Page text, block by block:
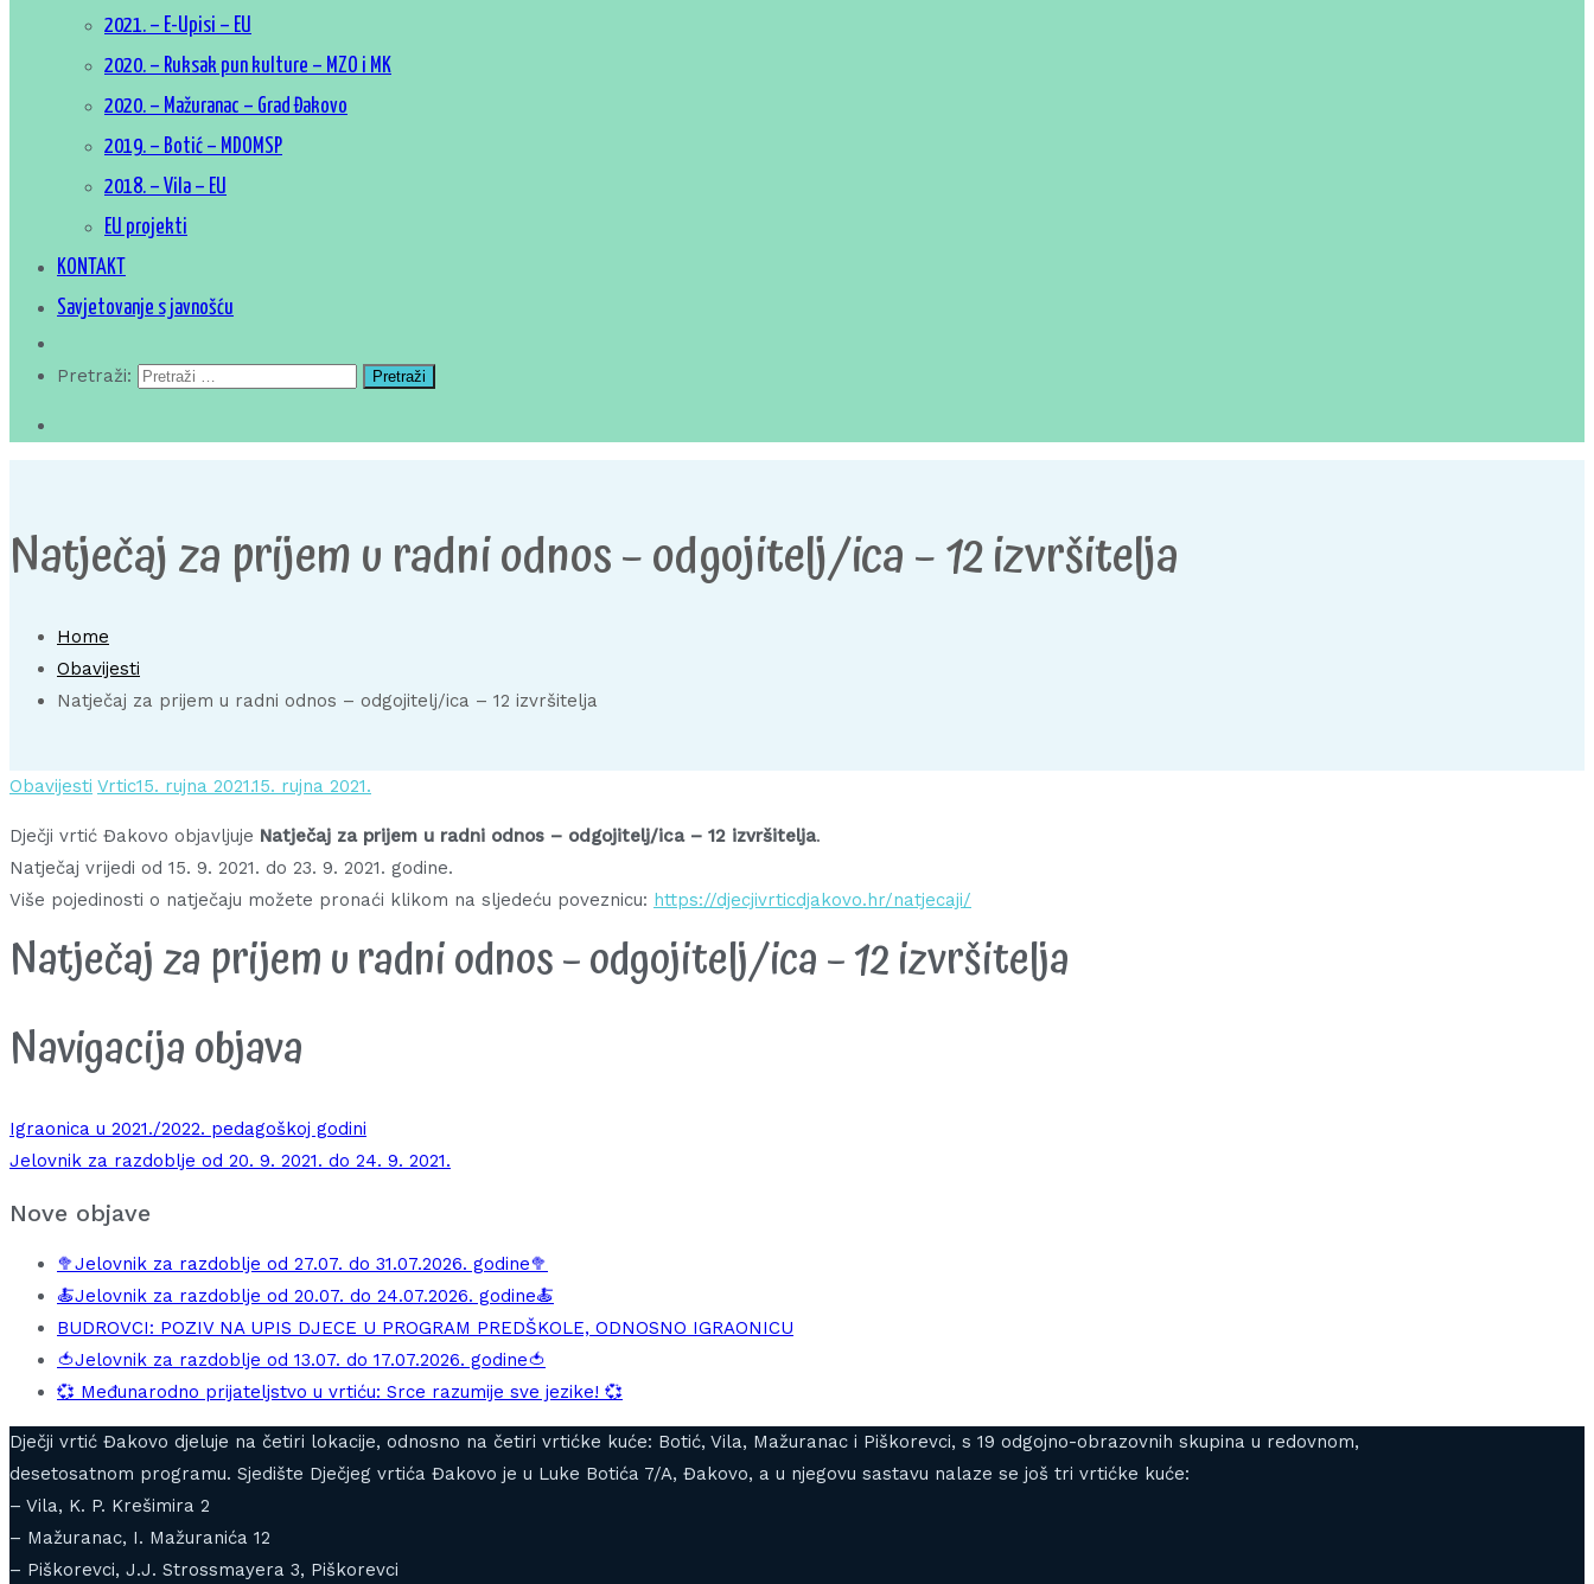
2021. – E-Upisi – EU
2020. – Ruksak pun kulture – MZO i MK
2020. – Mažuranac – Grad Đakovo
2019. – Botić – MDOMSP
2018. – Vila – EU
EU projekti
KONTAKT
Savjetovanje s javnošću
Pretraži:
Natječaj za prijem u radni odnos – odgojitelj/ica – 12 izvršitelja
Home
Obavijesti
Natječaj za prijem u radni odnos – odgojitelj/ica – 12 izvršitelja
Obavijesti Vrtic15. rujna 2021.15. rujna 2021.
Dječji vrtić Đakovo objavljuje Natječaj za prijem u radni odnos – odgojitelj/ica – 12 izvršitelja.
Natječaj vrijedi od 15. 9. 2021. do 23. 9. 2021. godine.
Više pojedinosti o natječaju možete pronaći klikom na sljedeću poveznicu: https://djecjivrticdjakovo.hr/natjecaji/
Natječaj za prijem u radni odnos – odgojitelj/ica – 12 izvršitelja
Navigacija objava
Igraonica u 2021./2022. pedagoškoj godini
Jelovnik za razdoblje od 20. 9. 2021. do 24. 9. 2021.
Nove objave
🥦Jelovnik za razdoblje od 27.07. do 31.07.2026. godine🥦
🍝Jelovnik za razdoblje od 20.07. do 24.07.2026. godine🍝
BUDROVCI: POZIV NA UPIS DJECE U PROGRAM PREDŠKOLE, ODNOSNO IGRAONICU
🍅Jelovnik za razdoblje od 13.07. do 17.07.2026. godine🍅
💞 Međunarodno prijateljstvo u vrtiću: Srce razumije sve jezike! 💞
Dječji vrtić Đakovo djeluje na četiri lokacije, odnosno na četiri vrtićke kuće: Botić, Vila, Mažuranac i Piškorevci, s 19 odgojno-obrazovnih skupina u redovnom,
desetosatnom programu. Sjedište Dječjeg vrtića Đakovo je u Luke Botića 7/A, Đakovo, a u njegovu sastavu nalaze se još tri vrtićke kuće:
– Vila, K. P. Krešimira 2
– Mažuranac, I. Mažuranića 12
– Piškorevci, J.J. Strossmayera 3, Piškorevci